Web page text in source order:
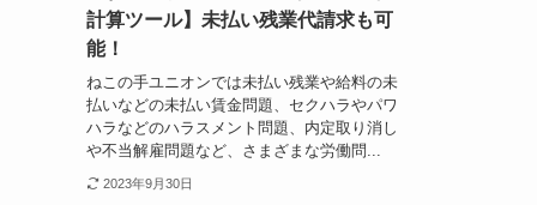
計算ツール】未払い残業代請求も可
能！
ねこの手ユニオンでは未払い残業や給料の未
払いなどの未払い賃金問題、セクハラやパワ
ハラなどのハラスメント問題、内定取り消し
や不当解雇問題など、さまざまな労働問...
2023年9月30日